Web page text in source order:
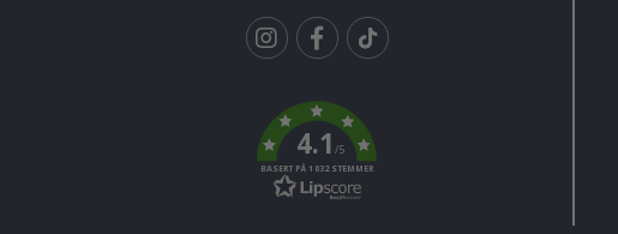
k
4.1/5
BASERT PÅ 1032 STEMMER